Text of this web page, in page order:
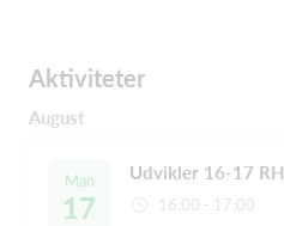
Aktiviteter
August
Man
17
Udvikler 16-17 RH
16:00 - 17:00